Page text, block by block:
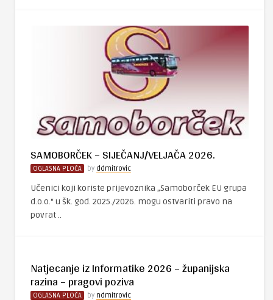
SAMOBORČEK – SIJEČANJ/VELJAČA 2026.
OGLASNA PLOČA by ddmitrovic
Učenici koji koriste prijevoznika „Samoborček EU grupa
d.o.o.“ u šk. god. 2025./2026. mogu ostvariti pravo na
povrat ..
Natjecanje iz Informatike 2026 – županijska
razina – pragovi poziva
OGLASNA PLOČA by ndmitrovic